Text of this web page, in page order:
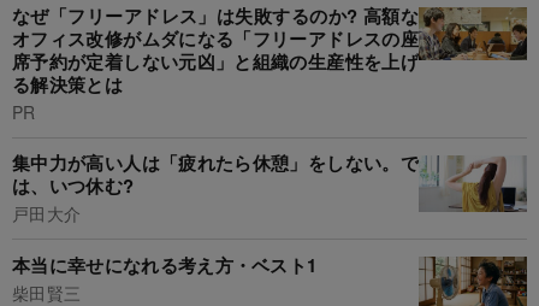
なぜ「フリーアドレス」は失敗するのか? 高額な
オフィス改修がムダになる「フリーアドレスの座
席予約が定着しない元凶」と組織の生産性を上げ
る解決策とは
PR
集中力が高い人は「疲れたら休憩」をしない。で
は、いつ休む?
戸田大介
本当に幸せになれる考え方・ベスト1
柴田賢三